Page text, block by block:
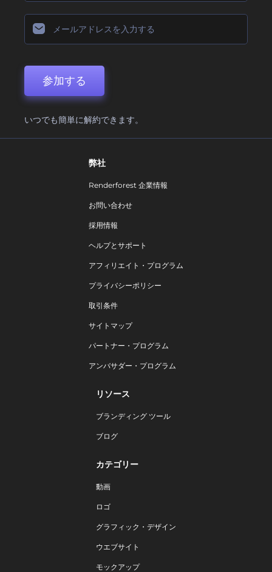
参加する
いつでも簡単に解約できます。
弊社
Renderforest 企業情報
お問い合わせ
採用情報
ヘルプとサポート
アフィリエイト・プログラム
プライバシーポリシー
取引条件
サイトマップ
パートナー・プログラム
アンバサダー・プログラム
リソース
ブランディング ツール
ブログ
カテゴリー
動画
ロゴ
グラフィック・デザイン
ウエブサイト
モックアップ